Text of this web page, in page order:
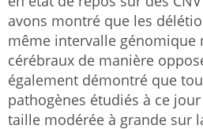
avons montré que les
même intervalle génomique
cérébraux de manière
également démontré que
pathogènes étudiés à ce
taille modérée à grande sur